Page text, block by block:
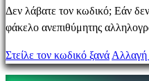
Αλλαγή
γλώσσας
AR
BS
Δεν λάβατε τον κωδικό; Εάν
φάκελο ανεπιθύμητης
Στείλε τον κωδικό ξανά Αλλαγή